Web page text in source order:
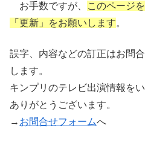
お手数ですが、
このページ
「更新」をお願いします。
誤字、内容などの訂正はお問
します。
キンプリのテレビ出演情報を
ありがとうございます。
→ お問合せフォームへ